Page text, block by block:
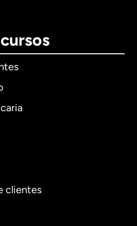
clientes